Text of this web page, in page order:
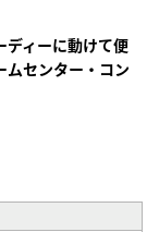
ディーに動けて便
センター・コン